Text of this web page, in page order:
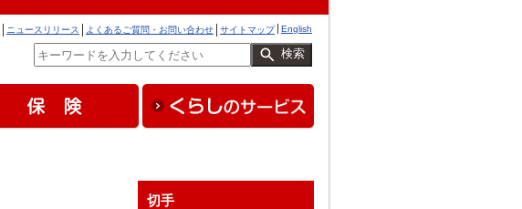
English
サイトマップ
よくあるご質問・お問い合わせ
ニュースリリース
検索
切手